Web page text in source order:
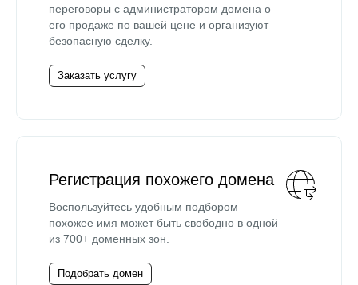
переговоры с администратором домена о
его продаже по вашей цене и организуют
безопасную сделку.
Заказать услугу
Регистрация похожего домена
Воспользуйтесь удобным подбором —
похожее имя может быть свободно в одной
из 700+ доменных зон.
Подобрать домен